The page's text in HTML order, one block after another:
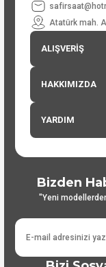
Atatürk mah.
ALIŞVERİŞ
HAKKIMIZDA
YARDIM
Bizden
"Yeni